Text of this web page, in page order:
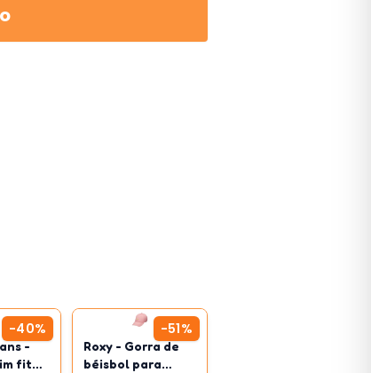
-40%
-
fit
-51%
Roxy - Gorra de
béisbol para